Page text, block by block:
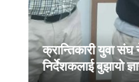
क्रान्तिकारी युवा संघ
निर्देशकलाई बुझायाे